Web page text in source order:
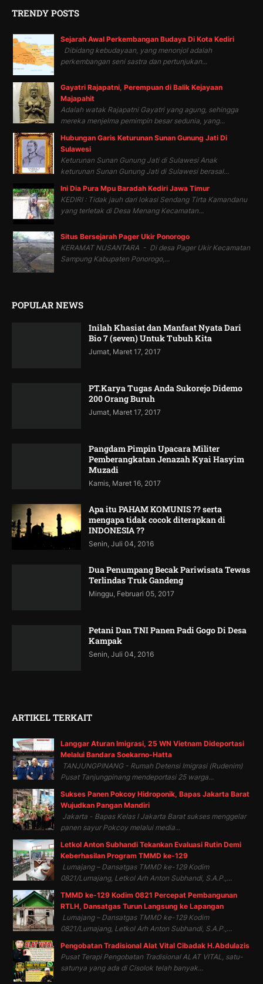
TRENDY POSTS
Sejarah Awal Perkembangan Budaya Di Kota Kediri
Dibidang kebudayaan, yang menonjol adalah
perkembangan seni sastra dan pertunjukan...
Gayatri Rajapatni, Perempuan di Balik Kejayaan
Majapahit
Adalah watak Rajapatni Gayatri yang agung, sehingga
mereka menjelma pemimpin besar sedunia, yang...
Hubungan Garis Keturunan Sunan Gunung Jati Di
Sulawesi
Keturunan Sunan Gunung Jati di Sulawesi Anak
keturunan Sunan Gunung Jati di Sulawesi berasal...
Ini Dia Pura Mpu Baradah Kediri Jawa Timur
KEDIRI : Tidak jauh dari lokasi Sendang Tirta Kamandanu
yang terletak di Desa Menang Kecamatan...
Situs Bersejarah Pager Ukir Ponorogo
KERAMAT NUSANTARA - Di desa Pager Ukir Kecamatan
Sampung Kabupaten Ponorogo,...
POPULAR NEWS
Inilah Khasiat dan Manfaat Nyata Dari
Bio 7 (seven) Untuk Tubuh Kita
Jumat, Maret 17, 2017
PT.Karya Tugas Anda Sukorejo Didemo
200 Orang Buruh
Jumat, Maret 17, 2017
Pangdam Pimpin Upacara Militer
Pemberangkatan Jenazah Kyai Hasyim
Muzadi
Kamis, Maret 16, 2017
Apa itu PAHAM KOMUNIS ?? serta
mengapa tidak cocok diterapkan di
INDONESIA ??
Senin, Juli 04, 2016
Dua Penumpang Becak Pariwisata Tewas
Terlindas Truk Gandeng
Minggu, Februari 05, 2017
Petani Dan TNI Panen Padi Gogo Di Desa
Kampak
Senin, Juli 04, 2016
ARTIKEL TERKAIT
Langgar Aturan Imigrasi, 25 WN Vietnam Dideportasi
Melalui Bandara Soekarno-Hatta
TANJUNGPINANG - Rumah Detensi Imigrasi (Rudenim)
Pusat Tanjungpinang mendeportasi 25 warga...
Sukses Panen Pokcoy Hidroponik, Bapas Jakarta Barat
Wujudkan Pangan Mandiri
Jakarta - Bapas Kelas I Jakarta Barat sukses menggelar
panen sayur Pokcoy melalui media...
Letkol Anton Subhandi Tekankan Evaluasi Rutin Demi
Keberhasilan Program TMMD ke-129
Lumajang – Dansatgas TMMD ke-129 Kodim
0821/Lumajang, Letkol Arh Anton Subhandi, S.A.P.,...
TMMD ke-129 Kodim 0821 Percepat Pembangunan
RTLH, Dansatgas Turun Langsung ke Lapangan
Lumajang – Dansatgas TMMD ke-129 Kodim
0821/Lumajang, Letkol Arh Anton Subhandi, S.A.P.,...
Pengobatan Tradisional Alat Vital Cibadak H.Abdulazis
Pusat Terapi Pengobatan Tradisional ALAT VITAL, satu-
satunya yang ada di Cisolok telah banyak...